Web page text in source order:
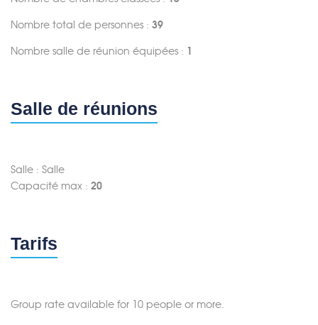
Nombre total de personnes : 39
Nombre salle de réunion équipées : 1
Salle de réunions
Salle : Salle
Capacité max : 20
Tarifs
Group rate available for 10 people or more.